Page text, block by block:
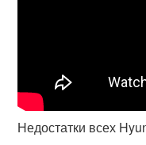
Недостатки всех